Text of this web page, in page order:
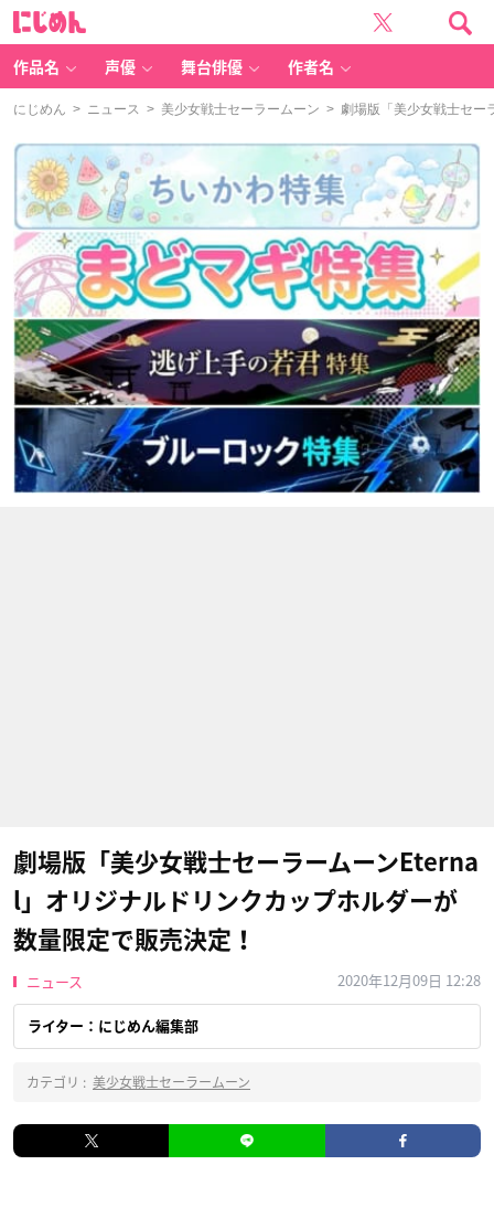
作品名 声優 舞台俳優 作者名
にじめん > ニュース > 美少女戦士セーラームーン > 劇場版「美少女戦士セー
劇場版「美少女戦士セーラームーンEterna
l」オリジナルドリンクカップホルダーが
数量限定で販売決定！
ニュース 2020年12月09日 12:28
ライター：にじめん編集部
カテゴリ : 美少女戦士セーラームーン